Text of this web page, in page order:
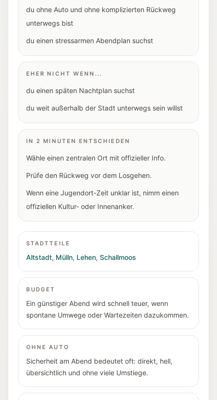
du ohne Auto und ohne komplizierten Rückweg
unterwegs bist
du einen stressarmen Abendplan suchst
EHER NICHT WENN...
du einen späten Nachtplan suchst
du weit außerhalb der Stadt unterwegs sein willst
IN 2 MINUTEN ENTSCHIEDEN
Wähle einen zentralen Ort mit offizieller Info.
Prüfe den Rückweg vor dem Losgehen.
Wenn eine Jugendort-Zeit unklar ist, nimm einen
offiziellen Kultur- oder Innenanker.
STADTTEILE
Altstadt, Mülln, Lehen, Schallmoos
BUDGET
Ein günstiger Abend wird schnell teuer, wenn
spontane Umwege oder Wartezeiten dazukommen.
OHNE AUTO
Sicherheit am Abend bedeutet oft: direkt, hell,
übersichtlich und ohne viele Umstiege.